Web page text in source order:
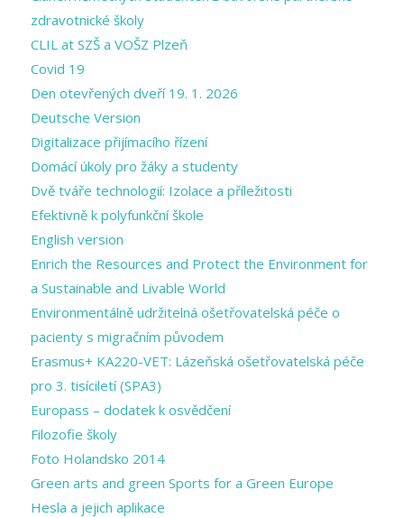
zdravotnické školy
CLIL at SZŠ a VOŠZ Plzeň
Covid 19
Den otevřených dveří 19. 1. 2026
Deutsche Version
Digitalizace přijímacího řízení
Domácí úkoly pro žáky a studenty
Dvě tváře technologií: Izolace a příležitosti
Efektivně k polyfunkční škole
English version
Enrich the Resources and Protect the Environment for
a Sustainable and Livable World
Environmentálně udržitelná ošetřovatelská péče o
pacienty s migračním původem
Erasmus+ KA220-VET: Lázeňská ošetřovatelská péče
pro 3. tisíciletí (SPA3)
Europass – dodatek k osvědčení
Filozofie školy
Foto Holandsko 2014
Green arts and ​green Sports for a ​Green Europe
Hesla a jejich aplikace